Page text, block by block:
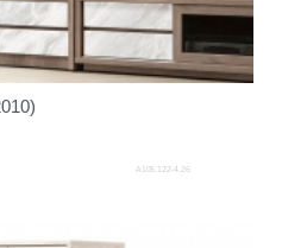
A105.122-4.26